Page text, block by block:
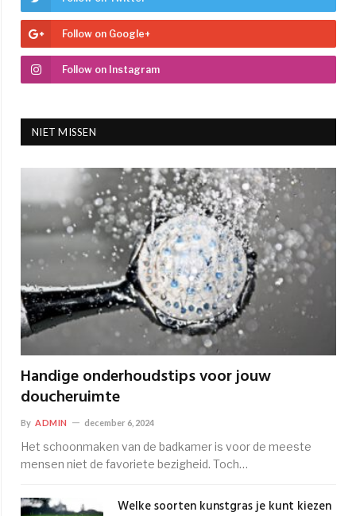
Follow on Google+
Follow on Instagram
NIET MISSEN
Handige onderhoudstips voor jouw
doucheruimte
By ADMIN december 6, 2024
Het schoonmaken van de badkamer is voor de meeste
mensen niet de favoriete bezigheid. Toch…
Welke soorten kunstgras je kunt kiezen